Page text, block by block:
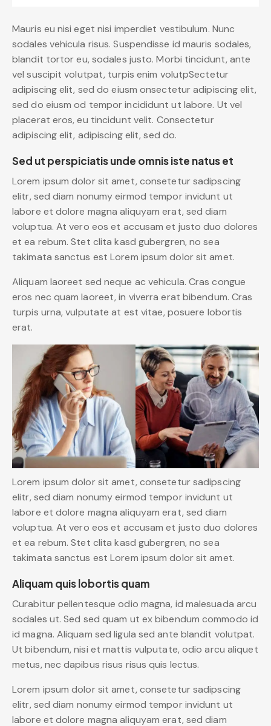
Mauris eu nisi eget nisi imperdiet vestibulum. Nunc
sodales vehicula risus. Suspendisse id mauris sodales,
blandit tortor eu, sodales justo. Morbi tincidunt, ante
vel suscipit volutpat, turpis enim volutpSectetur
adipiscing elit, sed do eiusm onsectetur adipiscing elit,
sed do eiusm od tempor incididunt ut labore. Ut vel
placerat eros, eu tincidunt velit. Consectetur
adipiscing elit, adipiscing elit, sed do.
Sed ut perspiciatis unde omnis iste natus et
Lorem ipsum dolor sit amet, consetetur sadipscing
elitr, sed diam nonumy eirmod tempor invidunt ut
labore et dolore magna aliquyam erat, sed diam
voluptua. At vero eos et accusam et justo duo dolores
et ea rebum. Stet clita kasd gubergren, no sea
takimata sanctus est Lorem ipsum dolor sit amet.
Aliquam laoreet sed neque ac vehicula. Cras congue
eros nec quam laoreet, in viverra erat bibendum. Cras
turpis urna, vulputate at est vitae, posuere lobortis
erat.
Lorem ipsum dolor sit amet, consetetur sadipscing
elitr, sed diam nonumy eirmod tempor invidunt ut
labore et dolore magna aliquyam erat, sed diam
voluptua. At vero eos et accusam et justo duo dolores
et ea rebum. Stet clita kasd gubergren, no sea
takimata sanctus est Lorem ipsum dolor sit amet.
Aliquam quis lobortis quam
Curabitur pellentesque odio magna, id malesuada arcu
sodales ut. Sed sed quam ut ex bibendum commodo id
id magna. Aliquam sed ligula sed ante blandit volutpat.
Ut bibendum, nisi et mattis vulputate, odio arcu aliquet
metus, nec dapibus risus risus quis lectus.
Lorem ipsum dolor sit amet, consetetur sadipscing
elitr, sed diam nonumy eirmod tempor invidunt ut
labore et dolore magna aliquyam erat, sed diam